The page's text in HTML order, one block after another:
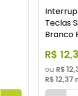
Teclas
Branco
R$ 12,
ou R$
R$ 12,37